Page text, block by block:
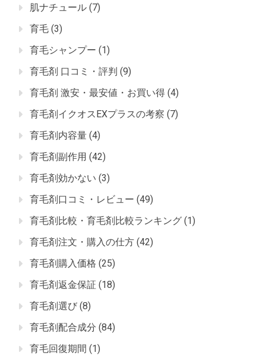
肌ナチュール (7)
育毛 (3)
育毛シャンプー (1)
育毛剤 口コミ・評判 (9)
育毛剤 激安・最安値・お買い得 (4)
育毛剤イクオスEXプラスの考察 (7)
育毛剤内容量 (4)
育毛剤副作用 (42)
育毛剤効かない (3)
育毛剤口コミ・レビュー (49)
育毛剤比較・育毛剤比較ランキング (1)
育毛剤注文・購入の仕方 (42)
育毛剤購入価格 (25)
育毛剤返金保証 (18)
育毛剤選び (8)
育毛剤配合成分 (84)
育毛回復期間 (1)